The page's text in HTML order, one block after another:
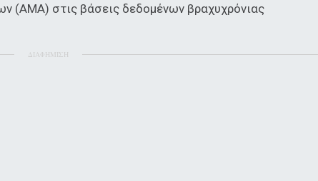
(ΑΜΑ) στις βάσεις δεδομένων βραχυχρόνιας
ΔΙΑΦΗΜΙΣΗ